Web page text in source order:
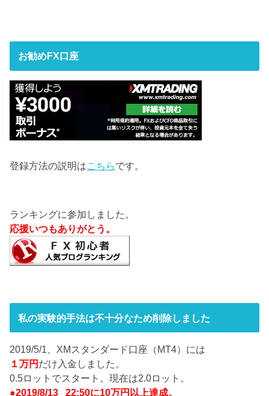
お勧めFX口座
登録方法の説明はこちらです。
ランキングに参加しました。
応援いつもありがとう。
私の実験的手法は不十分なため削除しました
2019/5/1、XMスタンダード口座（MT4）には
１万円 だけ入金しました。
0.5ロットでスタート。現在は2.0ロット。
●2019/8/13 22:50に10万円以上達成。